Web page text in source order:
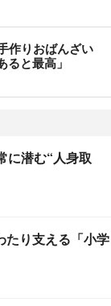
作りおばんざい
と最高」
に潜む“人身取
たり支える「小学